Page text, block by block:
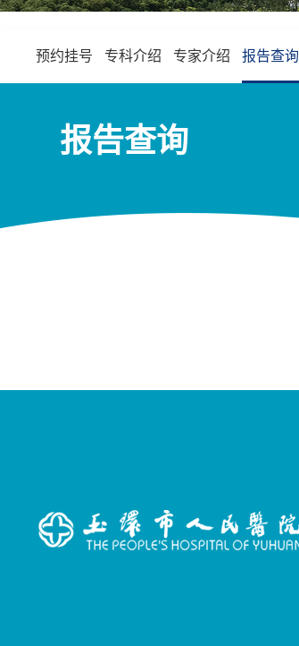
预约挂号 专科介绍 专家介绍 报告查询
报告查询